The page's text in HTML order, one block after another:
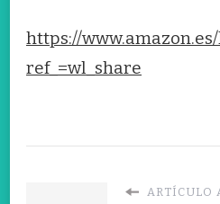
https://
ref_=wl_share
ARTÍCULO